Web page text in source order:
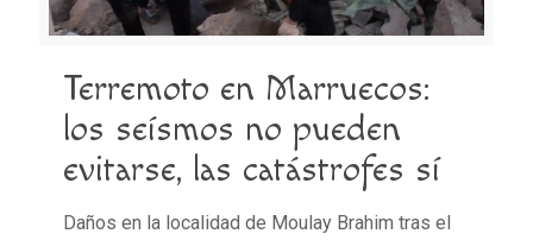
Terremoto en Marruecos:
los seísmos no pueden
evitarse, las catástrofes sí
Daños en la localidad de Moulay Brahim tras el